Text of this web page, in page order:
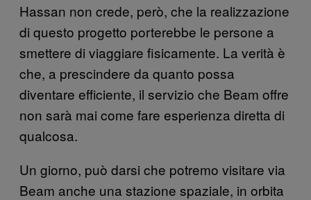
Hassan non crede, però, che la realizzazione
di questo progetto porterebbe le persone a
smettere di viaggiare fisicamente. La verità è
che, a prescindere da quanto possa
diventare efficiente, il servizio che Beam offre
non sarà mai come fare esperienza diretta di
qualcosa.
Un giorno, può darsi che potremo visitare via
Beam anche una stazione spaziale, in orbita